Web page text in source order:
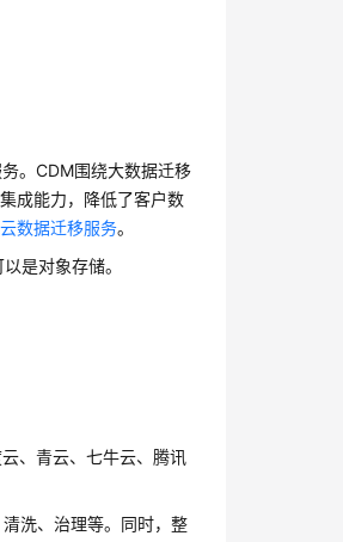
。CDM围绕大数据迁移
成能力，降低了客户数
云数据迁移服务。
是对象存储。
、青云、七牛云、腾讯
洗、治理等。同时，整